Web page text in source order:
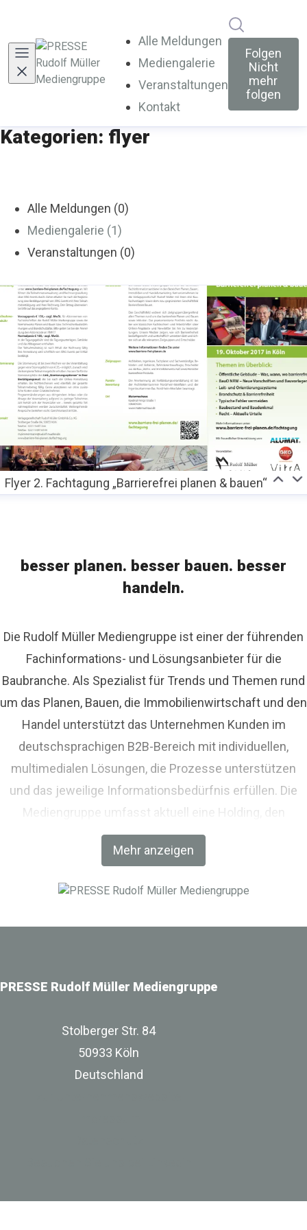
Alle Meldungen
Mediengalerie
Veranstaltungen
Kontakt
Folgen
Nicht
mehr
folgen
Kategorien: flyer
Alle Meldungen (0)
Mediengalerie (1)
Veranstaltungen (0)
Flyer 2. Fachtagung „Barrierefrei planen & bauen“
besser planen. besser bauen. besser
handeln.
Mehr anzeigen
Die Rudolf Müller Mediengruppe ist einer der führenden
Fachinformations- und Lösungsanbieter für die
Baubranche. Als Spezialist für Trends und Themen rund
um das Planen, Bauen, die Immobilienwirtschaft und den
Handel unterstützt das Unternehmen Kunden im
deutschsprachigen B2B-Bereich mit individuellen,
multimedialen Lösungen, die Prozesse unterstützen
und das jeweilige Informationsbedürfnis erfüllen. Die
Mediengruppe umfasst aktuell eine Holding, den
Fachverlag RM Rudolf Müller Medien und mit der BIM
World MUNICH eine Netzwerkplattform für Akteure der
PRESSE Rudolf Müller Mediengruppe
Stolberger Str. 84
50933 Köln
Deutschland